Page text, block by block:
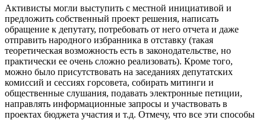
Активисты могли выступить с местной инициативой и
предложить собственный проект решения, написать
обращение к депутату, потребовать от него отчета и даже
отправить народного избранника в отставку (такая
теоретическая возможность есть в законодательстве, но
практически ее очень сложно реализовать). Кроме того,
можно было присутствовать на заседаниях депутатских
комиссий и сессиях горсовета, собирать митинги и
общественные слушания, подавать электронные петиции,
направлять информационные запросы и участвовать в
проектах бюджета участия и т.д. Отмечу, что все эти способы